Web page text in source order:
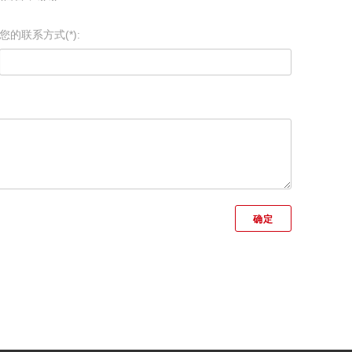
您的联系方式(*):